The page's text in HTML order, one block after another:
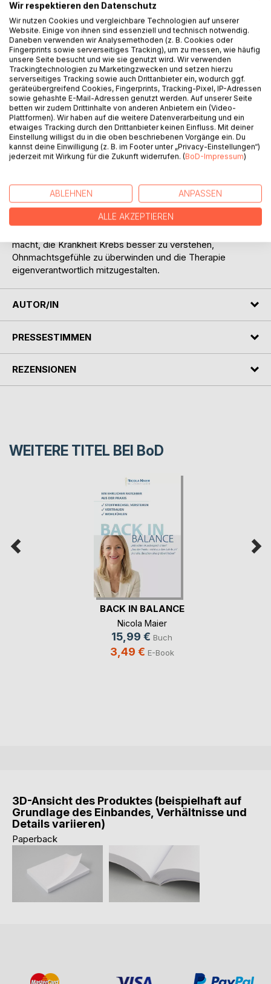
Plädoyer für eine ganzheitliche Medizin
Die Diagnose Krebs war ein Schock, der das ganze Leben
auf den Kopf stellte - dennoch war es ein Neubeginn, so
Heike Schories in der bewegenden Erzählung ihrer eigenen
Krebserkrankung. Konfrontiert mit einer seelenlosen
Schulmedizin sucht sie ihren ganz individuellen Weg der
Behandlung, jenseits von Chemotherapie und Bestrahlung.
Neben ihrer persönlichen Geschichte mit all ihren Höhen
und Tiefen gibt die Autorin viele wichtige
Hintergrundinformationen über die Krankheit Krebs, die
Rolle des Immunsystems und die Bedeutung der Psyche in
der Behandlung.
Einsatz von Heilpflanzen und Vitalstoffen, von alternativen
Blutuntersuchungen bis hin zur Herstellung des mentalen
macht, die Krankheit Krebs besser zu verstehen,
Ohnmachtsgefühle zu überwinden und die Therapie
eigenverantwortlich mitzugestalten.
AUTOR/IN
PRESSESTIMMEN
REZENSIONEN
WEITERE TITEL BEI BoD
BACK IN BALANCE
Nicola Maier
15,99 € Buch
3,49 € E-Book
3D-Ansicht des Produktes (beispielhaft auf
Grundlage des Einbandes, Verhältnisse und
Details variieren)
Paperback
Wir respektieren den Datenschutz
Wir nutzen Cookies und vergleichbare Technologien auf unserer
Website. Einige von ihnen sind essenziell und technisch notwendig.
Daneben verwenden wir Analysemethoden (z. B. Cookies oder
Fingerprints sowie serverseitiges Tracking), um zu messen, wie häufig
unsere Seite besucht und wie sie genutzt wird. Wir verwenden
Trackingtechnologien zu Marketingzwecken und setzen hierzu
serverseitiges Tracking sowie auch Drittanbieter ein, wodurch ggf.
geräteübergreifend Cookies, Fingerprints, Tracking-Pixel, IP-Adressen
sowie gehashte E-Mail-Adressen genutzt werden. Auf unserer Seite
betten wir zudem Drittinhalte von anderen Anbietern ein (Video-
Plattformen). Wir haben auf die weitere Datenverarbeitung und ein
etwaiges Tracking durch den Drittanbieter keinen Einfluss. Mit deiner
Einstellung willigst du in die oben beschriebenen Vorgänge ein. Du
kannst deine Einwilligung (z. B. im Footer unter „Privacy-Einstellungen“)
jederzeit mit Wirkung für die Zukunft widerrufen. (BoD-Impressum)
ABLEHNEN ANPASSEN
ALLE AKZEPTIEREN